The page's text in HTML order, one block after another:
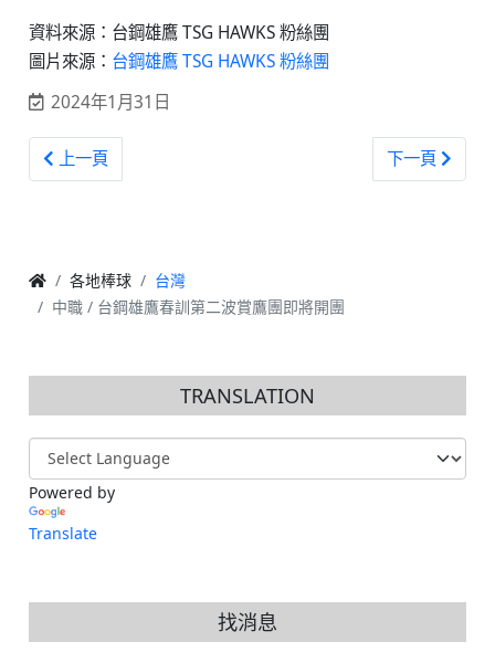
資料來源：台鋼雄鷹 TSG HAWKS 粉絲團
圖片來源： 台鋼雄鷹 TSG HAWKS 粉絲團
2024年1月31日
上一篇文章: 中職／中信兄弟版圖擴大 中信育樂宣布贊助台中
上一頁 下一篇文章:
下一頁
各地棒球
台灣
中職 / 台鋼雄鷹春訓第二波賞鷹團即將開團
TRANSLATION
Powered by
Translate
找消息